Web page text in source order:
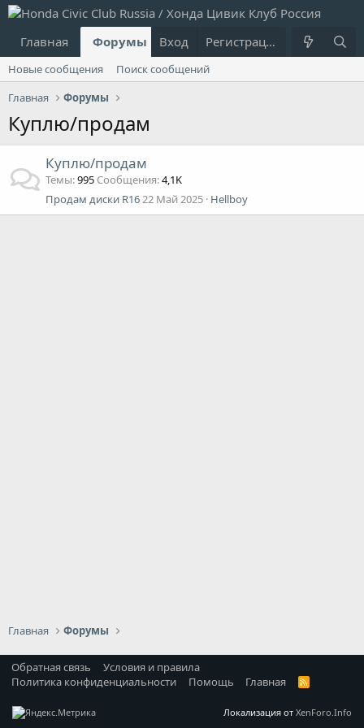
Главная Форумы Что нового?
Вход Регистрация
Новые сообщения
Поиск сообщений
Главная
Форумы
Куплю/продам
Куплю/продам
Темы 995 Сообщения 4,1K
Продам диски R1622 Май 2025 Hellboy
Главная Форумы
Обратная связь
Условия и правила
Политика конфиденциальности
Помощь Главная
R
Локализация от XenForo.Info